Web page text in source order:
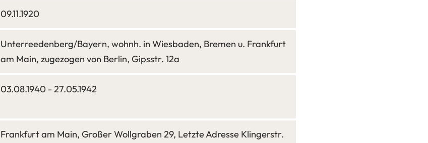
09.11.1920
Unterreedenberg/Bayern, wohnh. in Wiesbaden, Bremen u. Frankfurt
am Main, zugezogen von Berlin, Gipsstr. 12a
03.08.1940 - 27.05.1942
Frankfurt am Main, Großer Wollgraben 29, Letzte Adresse Klingerstr.